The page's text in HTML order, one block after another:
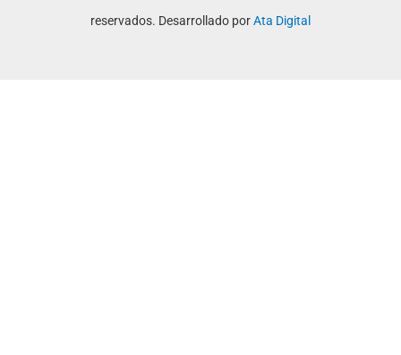
reservados. Desarrollado porAta Digital